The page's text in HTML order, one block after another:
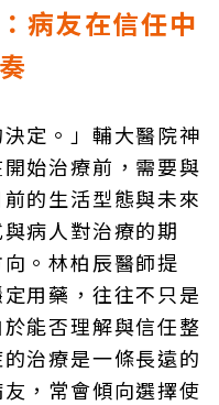
病友在信任中
定。」輔大醫院神
始治療前，需要與
的生活型態與未來
病人對治療的期
。林柏辰醫師提
用藥，往往不只是
能否理解與信任整
治療是一條長遠的
，常會傾向選擇使